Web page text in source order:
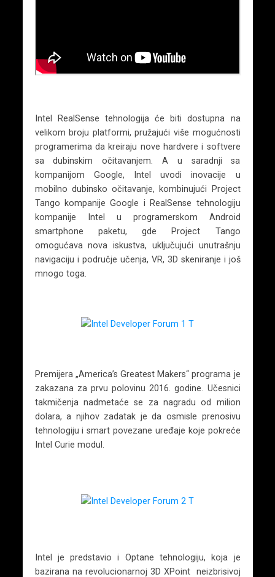
Intel RealSense tehnologija će biti dostupna na
velikom broju platformi, pružajući više mogućnosti
programerima da kreiraju nove hardvere i softvere
sa dubinskim očitavanjem. A u saradnji sa
kompanijom Google, Intel uvodi inovacije u
mobilno dubinsko očitavanje, kombinujući Project
Tango kompanije Google i RealSense tehnologiju
kompanije Intel u programerskom Android
smartphone paketu, gde Project Tango
omogućava nova iskustva, uključujući unutrašnju
navigaciju i područje učenja, VR, 3D skeniranje i još
mnogo toga.
Premijera „America’s Greatest Makers“ programa je
zakazana za prvu polovinu 2016. godine. Učesnici
takmičenja nadmetaće se za nagradu od milion
dolara, a njihov zadatak je da osmisle prenosivu
tehnologiju i smart povezane uređaje koje pokreće
Intel Curie modul.
Intel je predstavio i Optane tehnologiju, koja je
bazirana na revolucionarnoj 3D XPoint neizbrisivoj